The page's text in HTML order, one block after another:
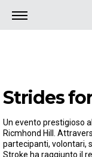
Strides
Un evento prestigioso
Ricmhond Hill.
partecipanti, volontari,
Stroke ha raggiunto il